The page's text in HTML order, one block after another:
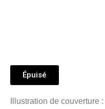
Épuisé
Illustration de couverture :